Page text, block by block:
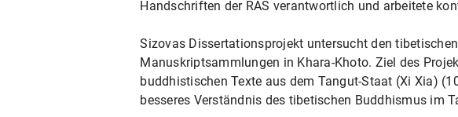
Handschriften der RAS verantwortlich und arbeitete
Sizovas Dissertationsprojekt untersucht den
Manuskriptsammlungen in Khara-Khoto. Ziel des
buddhistischen Texte aus dem Tangut-Staat (Xi Xia)
besseres Verständnis des tibetischen Buddhismus im